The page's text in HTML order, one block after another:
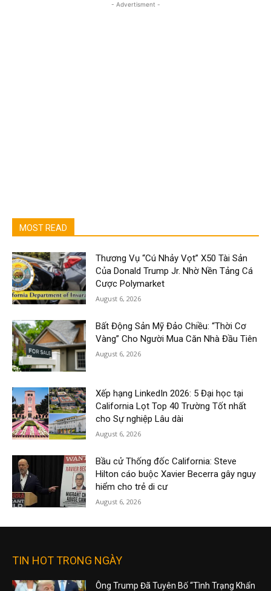
- Advertisment -
MOST READ
Thương Vụ “Cú Nhảy Vọt” X50 Tài Sản
Của Donald Trump Jr. Nhờ Nền Tảng Cá
Cược Polymarket
August 6, 2026
Bất Động Sản Mỹ Đảo Chiều: “Thời Cơ
Vàng” Cho Người Mua Căn Nhà Đầu Tiên
August 6, 2026
Xếp hạng LinkedIn 2026: 5 Đại học tại
California Lọt Top 40 Trường Tốt nhất
cho Sự nghiệp Lâu dài
August 6, 2026
Bầu cử Thống đốc California: Steve
Hilton cáo buộc Xavier Becerra gây nguy
hiểm cho trẻ di cư
August 6, 2026
TIN HOT TRONG NGÀY
Ông Trump Đã Tuyên Bố “Tình Trạng Khẩn